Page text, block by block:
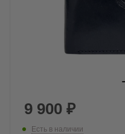
9 900 ₽
Есть в наличии